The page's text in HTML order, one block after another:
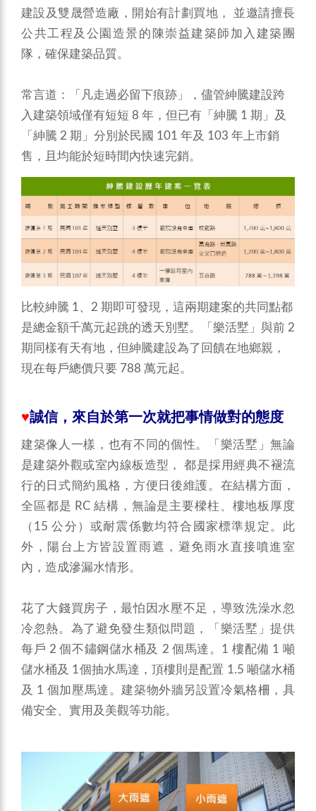
建設及雙晟營造廠，開始有計劃買地， 並邀請擅長
公共工程及公園造景的陳崇益建築師加入建築團
隊，確保建築品質。
常言道：「凡走過必留下痕跡」，儘管紳騰建設跨
入建築領域僅有短短 8 年，但已有「紳騰 1 期」及
「紳騰 2 期」分別於民國 101 年及 103 年上市銷
售，且均能於短時間內快速完銷。
比較紳騰 1、2 期即可發現，這兩期建案的共同點都
是總金額千萬元起跳的透天別墅。「樂活墅」與前 2
期同樣有天有地，但紳騰建設為了回饋在地鄉親，
現在每戶總價只要 788 萬元起。
♥誠信，來自於第一次就把事情做對的態度
建築像人一樣，也有不同的個性。「樂活墅」無論
是建築外觀或室內線板造型， 都是採用經典不褪流
行的日式簡約風格，方便日後維護。在結構方面，
全區都是 RC 結構，無論是主要樑柱、樓地板厚度
（15 公分）或耐震係數均符合國家標準規定。此
外，陽台上方皆設置雨遮，避免雨水直接噴進室
內，造成滲漏水情形。
花了大錢買房子，最怕因水壓不足，導致洗澡水忽
冷忽熱。為了避免發生類似問題，「樂活墅」提供
每戶 2 個不鏽鋼儲水桶及 2 個馬達。1 樓配備 1 噸
儲水桶及 1個抽水馬達，頂樓則是配置 1.5 噸儲水桶
及 1 個加壓馬達。建築物外牆另設置冷氣格柵，具
備安全、實用及美觀等功能。